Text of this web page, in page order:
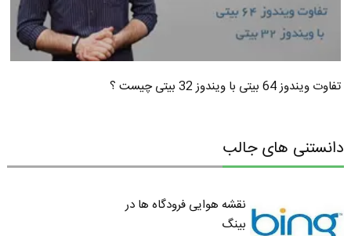
تفاوت ویندوز 64 بیتی با ویندوز 32 بیتی چیست ؟
دانستنی های جالب
نقشه هوایی فرودگاه ها در
بینگ